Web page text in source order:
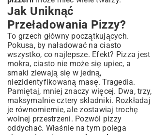
Jak Uniknąć
Przeładowania Pizzy?
To grzech główny początkujących.
Pokusa, by naładować na ciasto
wszystko, co najlepsze. Efekt? Pizza jest
mokra, ciasto nie może się upiec, a
smaki zlewają się w jedną,
niezidentyfikowaną masę. Tragedia.
Pamiętaj, mniej znaczy więcej. Dwa, trzy,
maksymalnie cztery składniki. Rozkładaj
je równomiernie, ale zostawiaj trochę
wolnej przestrzeni. Pozwól pizzy
oddychać. Właśnie na tym polega